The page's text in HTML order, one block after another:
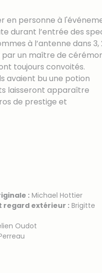
en personne à
durant l’entrée des
à l’antenne dans
par un maître de
toujours convoités.
avaient bu une potion
laisseront apparaître
de prestige et
: Michael Hottier
regard extérieur : Brigitte
Oudot